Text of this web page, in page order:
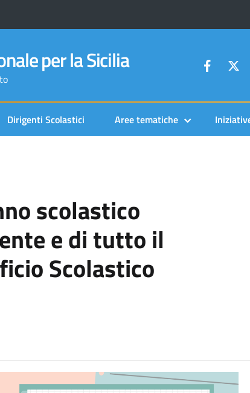
per la Sicilia
Dirigenti Scolastici Aree tematiche
scolastico
e di tutto il
Scolastico